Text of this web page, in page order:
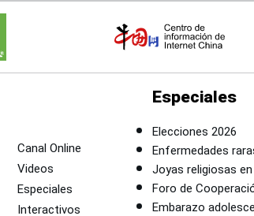
Canal Online
Videos
Especiales
Interactivos
Especiales
Elecciones 2026
Enfermedades
Joyas religiosas
Foro de
Embarazo